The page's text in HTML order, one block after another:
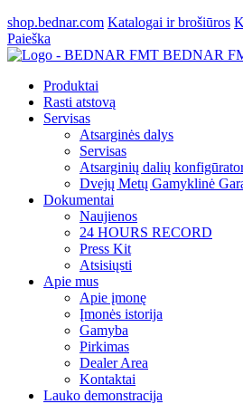
shop.bednar.com Katalogai ir brošiūros
Paieška
BEDNAR
Produktai
Rasti atstovą
Servisas
Atsarginės dalys
Servisas
Atsarginių dalių
Dvejų Metų Gamyklinė
Dokumentai
Naujienos
24 HOURS RECORD
Press Kit
Atsisiųsti
Apie mus
Apie įmonę
Įmonės istorija
Gamyba
Pirkimas
Dealer Area
Kontaktai
Lauko demonstracija